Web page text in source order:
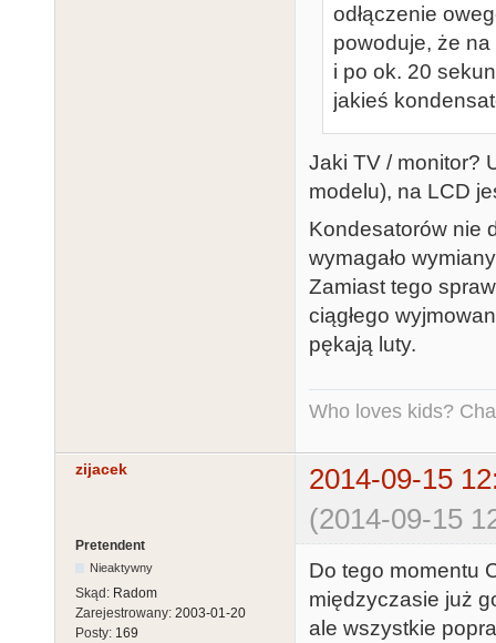
odłączenie
powoduje, że
i po ok. 20
jakieś
Jaki TV / monitor?
modelu), na LCD
Kondesatorów nie
wymagało
Zamiast tego
ciągłego
pękają luty.
Who loves kids?
zijacek
2014-09-15
(2014-09-15
Pretendent
Nieaktywny
Skąd: Radom
Zarejestrowany: 2003-01-20
Posty: 169
Do tego momentu
międzyczasie już
ale wszystkie